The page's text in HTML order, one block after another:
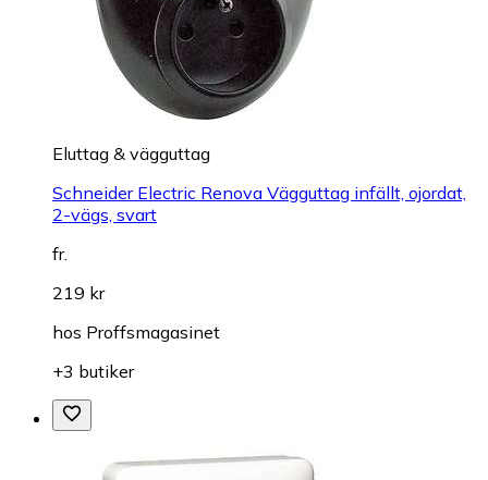
Eluttag & vägguttag
Schneider Electric Renova Vägguttag infällt, ojordat,
2-vägs, svart
fr.
219 kr
hos Proffsmagasinet
+3 butiker